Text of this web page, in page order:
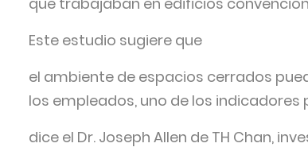
Este estudio sugiere que
el ambiente de espacios cerrados
los empleados, uno de los
dice el Dr. Joseph Allen de TH Chan,